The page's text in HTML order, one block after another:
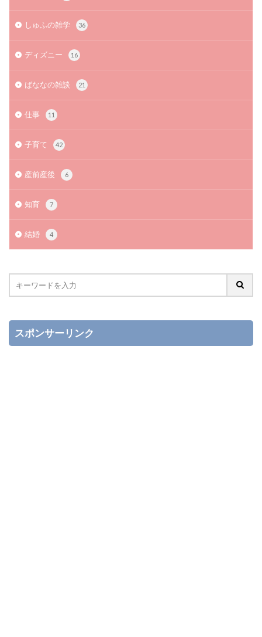
しゅふの雑学 36
ディズニー 16
ばななの雑談 21
仕事 11
子育て 42
産前産後 6
知育 7
結婚 4
スポンサーリンク